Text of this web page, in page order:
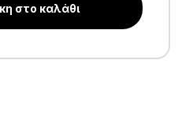
στο καλάθι